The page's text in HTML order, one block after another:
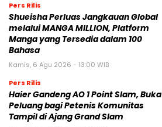
Pers Rilis
Shueisha Perluas Jangkauan Global
melalui MANGA MILLION, Platform
Manga yang Tersedia dalam 100
Bahasa
Kamis, 6 Agu 2026 - 13:00 WIB
Pers Rilis
Haier Gandeng AO 1 Point Slam, Buka
Peluang bagi Petenis Komunitas
Tampil di Ajang Grand Slam